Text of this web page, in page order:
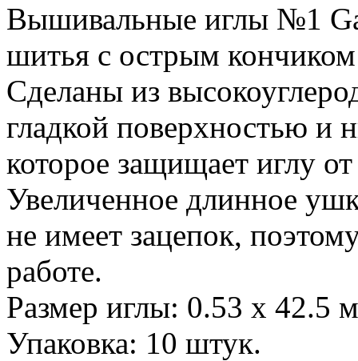
Вышивальные иглы №1
шитья с острым
Сделаны из
гладкой поверхностью и
которое защищает иглу
Увеличенное длинное
не имеет зацепок,
работе.
Размер иглы: 0.53 x 42.5
Упаковка: 10 штук.